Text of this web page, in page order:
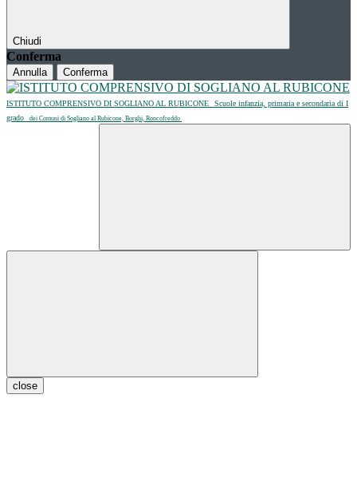
Chiudi
Conferma
Annulla Conferma
ISTITUTO COMPRENSIVO DI SOGLIANO AL RUBICONE
Scuole infanzia, primaria e secondaria di I
grado
dei Comuni di Sogliano al Rubicone, Borghi, Roncofreddo
close